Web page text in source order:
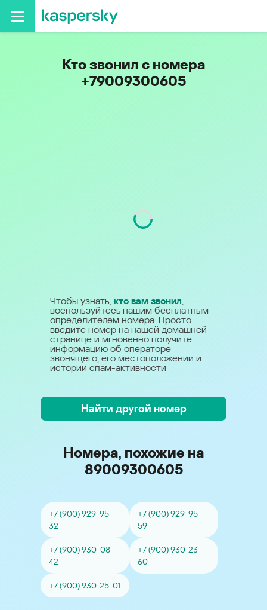
Кто звонил с номера
+79009300605
Чтобы узнать, кто вам звонил,
воспользуйтесь нашим бесплатным
определителем номера. Просто
введите номер на нашей домашней
странице и мгновенно получите
информацию об операторе
звонящего, его местоположении и
истории спам-активности
Найти другой номер
Номера, похожие на
89009300605
+7 (900) 929-95-
32
+7 (900) 929-95-
59
+7 (900) 930-08-
42
+7 (900) 930-23-
60
+7 (900) 930-25-01